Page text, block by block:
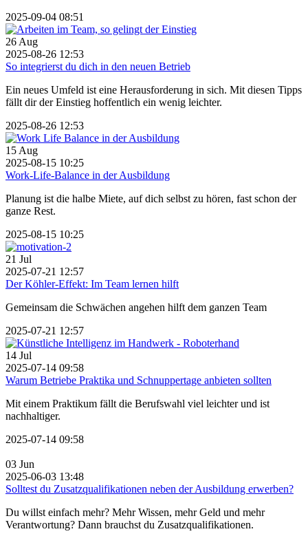
2025-09-04 08:51
26 Aug
2025-08-26 12:53
So integrierst du dich in den neuen Betrieb
Ein neues Umfeld ist eine Herausforderung in sich. Mit diesen Tipps
fällt dir der Einstieg hoffentlich ein wenig leichter.
2025-08-26 12:53
15 Aug
2025-08-15 10:25
Work-Life-Balance in der Ausbildung
Planung ist die halbe Miete, auf dich selbst zu hören, fast schon der
ganze Rest.
2025-08-15 10:25
21 Jul
2025-07-21 12:57
Der Köhler-Effekt: Im Team lernen hilft
Gemeinsam die Schwächen angehen hilft dem ganzen Team
2025-07-21 12:57
14 Jul
2025-07-14 09:58
Warum Betriebe Praktika und Schnuppertage anbieten sollten
Mit einem Praktikum fällt die Berufswahl viel leichter und ist
nachhaltiger.
2025-07-14 09:58
03 Jun
2025-06-03 13:48
Solltest du Zusatzqualifikationen neben der Ausbildung erwerben?
Du willst einfach mehr? Mehr Wissen, mehr Geld und mehr
Verantwortung? Dann brauchst du Zusatzqualifikationen.